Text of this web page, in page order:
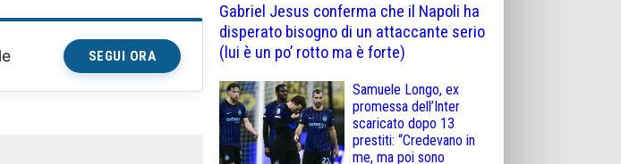
SEGUI ORA
Gabriel Jesus conferma che il Napoli ha
disperato bisogno di un attaccante serio
(lui è un po’ rotto ma è forte)
Samuele Longo, ex
promessa dell’Inter
scaricato dopo 13
prestiti: “Credevano in
me, ma poi sono